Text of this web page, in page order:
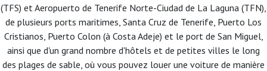
(TFS) et Aeropuerto de Tenerife Norte-Ciudad de La Laguna (TFN),
de plusieurs ports maritimes, Santa Cruz de Tenerife, Puerto Los
Cristianos, Puerto Colon (à Costa Adeje) et le port de San Miguel,
ainsi que d'un grand nombre d'hôtels et de petites villes le long
des plages de sable, où vous pouvez louer une voiture de manière